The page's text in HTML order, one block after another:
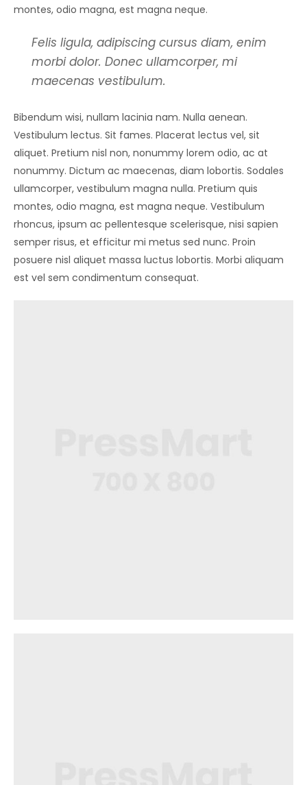
montes, odio magna, est magna neque.
Felis ligula, adipiscing cursus diam, enim
morbi dolor. Donec ullamcorper, mi
maecenas vestibulum.
Bibendum wisi, nullam lacinia nam. Nulla aenean.
Vestibulum lectus. Sit fames. Placerat lectus vel, sit
aliquet. Pretium nisl non, nonummy lorem odio, ac at
nonummy. Dictum ac maecenas, diam lobortis. Sodales
ullamcorper, vestibulum magna nulla. Pretium quis
montes, odio magna, est magna neque. Vestibulum
rhoncus, ipsum ac pellentesque scelerisque, nisi sapien
semper risus, et efficitur mi metus sed nunc. Proin
posuere nisl aliquet massa luctus lobortis. Morbi aliquam
est vel sem condimentum consequat.